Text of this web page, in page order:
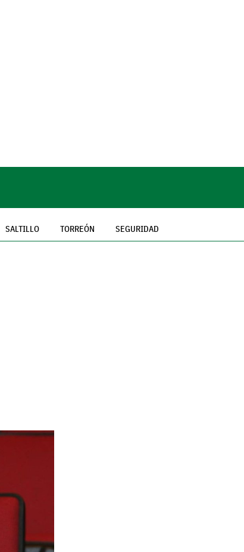
SALTILLO TORREÓN SEGURIDAD